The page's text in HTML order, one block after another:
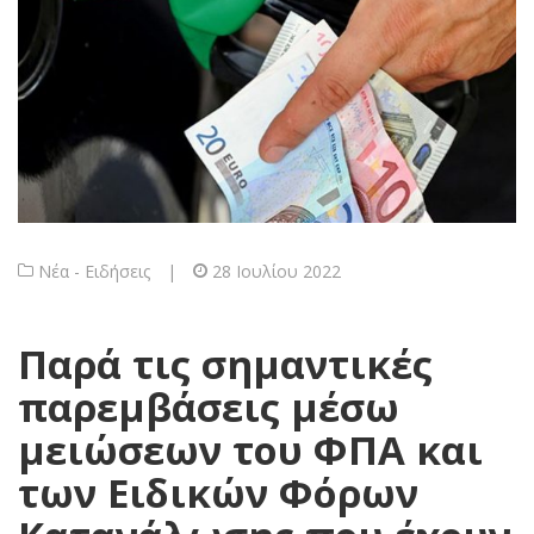
Νέα - Ειδήσεις | 28 Ιουλίου 2022
Παρά τις σημαντικές
παρεμβάσεις μέσω
μειώσεων του ΦΠΑ και
των Eιδικών Φόρων